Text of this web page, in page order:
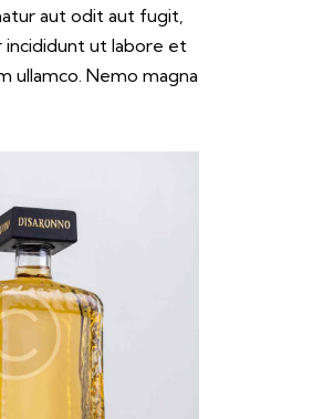
aut odit aut fugit,
incididunt ut labore et
ullamco. Nemo magna